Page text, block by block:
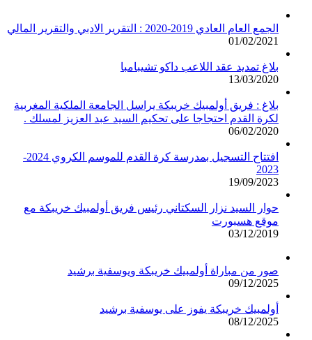
الجمع العام العادي 2019-2020 : التقرير الادبي والتقرير المالي
01/02/2021
بلاغ تمديد عقد اللاعب داكو تشيبامبا
13/03/2020
بلاغ : فريق أولمبيك خريبكة يراسل الجامعة الملكية المغربية
لكرة القدم احتجاجا على تحكيم السيد عبد العزيز لمسلك .
06/02/2020
افتتاح التسجيل بمدرسة كرة القدم للموسم الكروي 2024-
2023
19/09/2023
حوار السيد نزار السكتاني رئيس فريق أولمبيك خريبكة مع
موقع هسبورت
03/12/2019
صور من مباراة أولمبيك خريبكة ويوسفية برشيد
09/12/2025
أولمبيك خريبكة يفوز على يوسفية برشيد
08/12/2025